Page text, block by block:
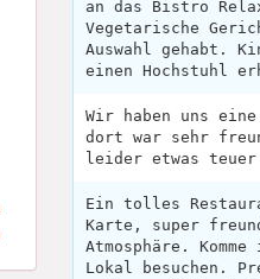
an das Bistro
Vegetarische
Auswahl gehabt.
einen Hochstuhl
Wir haben uns
dort war sehr
leider etwas
Ein tolles
Karte, super
Atmosphäre.
Lokal besuchen.